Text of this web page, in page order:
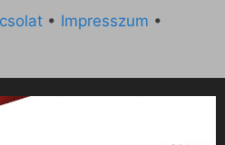
• Impresszum •